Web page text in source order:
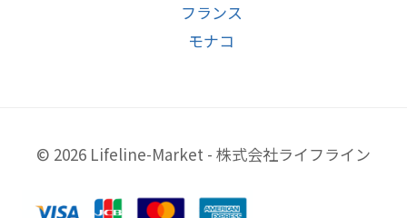
フランス
モナコ
© 2026 Lifeline-Market - 株式会社ライフライン